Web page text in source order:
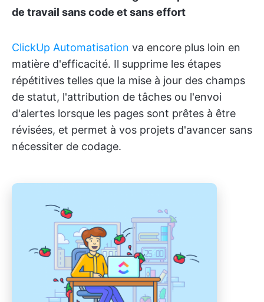
de travail sans code et sans effort
ClickUp Automatisation va encore plus loin en
matière d'efficacité. Il supprime les étapes
répétitives telles que la mise à jour des champs
de statut, l'attribution de tâches ou l'envoi
d'alertes lorsque les pages sont prêtes à être
révisées, et permet à vos projets d'avancer sans
nécessiter de codage.